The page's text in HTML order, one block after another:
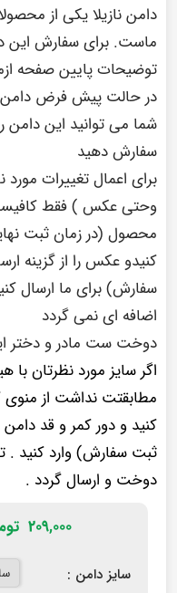
دامن نازیلا یکی از
ماست. برای سفارش این
توضیحات پایین صفحه
در حالت پیش فرض دامن
شما می توانید این دامن
سفارش دهید
برای اعمال تغییرات
وحتی عکس ) فقط
محصول (در زمان ثبت
کنیدو عکس را از گزینه
سفارش) برای ما ارسال
اضافه ای نمی گردد
دوخت ست مادر و دختر
اگر سایز مورد نظرتان
مطابقتت نداشت از
کنید و دور کمر و قد
ثبت سفارش) وارد کنید .
دوخت و ارسال گردد .
۲۰۹,۰۰۰
سایز دامن :